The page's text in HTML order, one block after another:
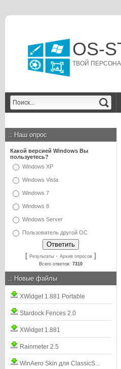
OS-
ТВОЙ
.: Наш опрос
Какой версией Windows Вы
пользуетесь?
Windows XP
Windows Vista
Windows 7
Windows 8
Windows Server
Пользователь другой ОС
[ Результаты · Архив опросов ]
Всего ответов: 7310
.: Новые файлы
XWidget 1.881 Portable
Stardock Fences 2.0
XWidget 1.881
Rainmeter 2.5
WinAero Skin для ClassicS...